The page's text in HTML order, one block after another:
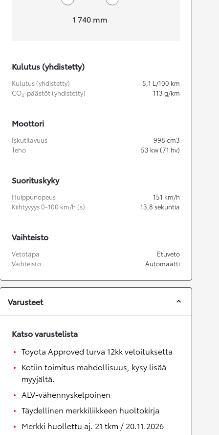
Leveys
1 740 mm
Kulutus (yhdistetty)
Kulutus (yhdistetty) 5,1 L/100 km
CO₂-päästöt (yhdistetty)
113 g/km
Moottori
Iskutilavuus 998 cm3
Teho
53 kw (71 hv)
Suorituskyky
Huippunopeus 151 km/h
Kiihtyvyys 0-100 km/h (s)
13,8 sekuntia
Vaihteisto
Vetotapa
Etuveto
Vaihteisto
Automaatti
Varusteet
Katso varustelista
Toyota Approved turva 12kk veloituksetta
Kotiin toimitus mahdollisuus, kysy lisää
myyjältä.
ALV-vähennyskelpoinen
Täydellinen merkkiliikkeen huoltokirja
Merkki huollettu aj. 21 tkm / 20.11.2026